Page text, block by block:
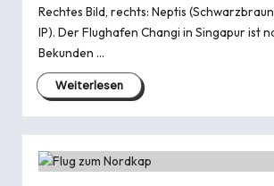
Rechtes Bild, rechts: Neptis
IP). Der Flughafen Changi in Singapur ist
Bekunden …
Weiterlesen